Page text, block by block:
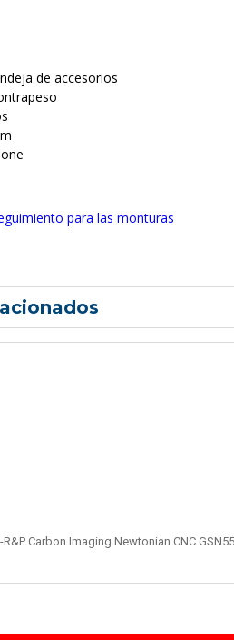
de accesorios
para las monturas
Carbon Imaging Newtonian CNC